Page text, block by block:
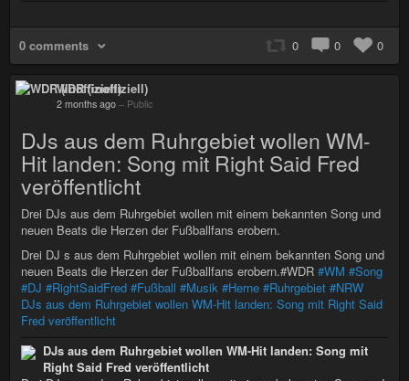
0 comments 0 0 0
WDR (inoffiziell)
2 months ago – Public
DJs aus dem Ruhrgebiet wollen WM-
Hit landen: Song mit Right Said Fred
veröffentlicht
Drei DJs aus dem Ruhrgebiet wollen mit einem bekannten Song und
neuen Beats die Herzen der Fußballfans erobern.
Drei DJ s aus dem Ruhrgebiet wollen mit einem bekannten Song und
neuen Beats die Herzen der Fußballfans erobern.#WDR #WM #Song
#DJ #RightSaidFred #Fußball #Musik #Herne #Ruhrgebiet #NRW
DJs aus dem Ruhrgebiet wollen WM-Hit landen: Song mit Right Said
Fred veröffentlicht
DJs aus dem Ruhrgebiet wollen WM-Hit landen: Song mit
Right Said Fred veröffentlicht